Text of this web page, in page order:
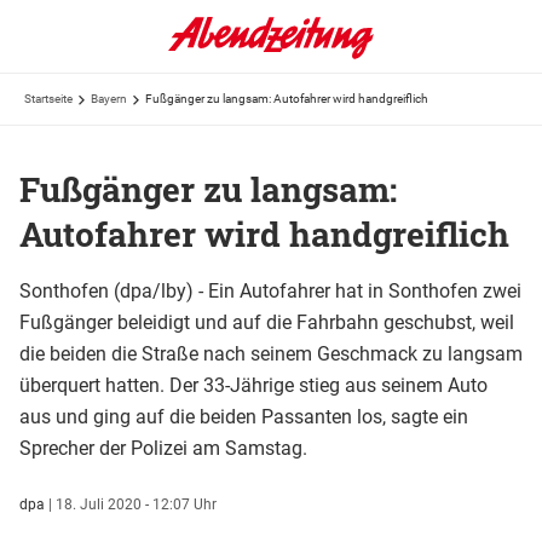
Startseite Bayern Fußgänger zu langsam: Autofahrer wird handgreiflich
Fußgänger zu langsam:
Autofahrer wird handgreiflich
Sonthofen (dpa/lby) - Ein Autofahrer hat in Sonthofen zwei
Fußgänger beleidigt und auf die Fahrbahn geschubst, weil
die beiden die Straße nach seinem Geschmack zu langsam
überquert hatten. Der 33-Jährige stieg aus seinem Auto
aus und ging auf die beiden Passanten los, sagte ein
Sprecher der Polizei am Samstag.
dpa | 18. Juli 2020 - 12:07 Uhr